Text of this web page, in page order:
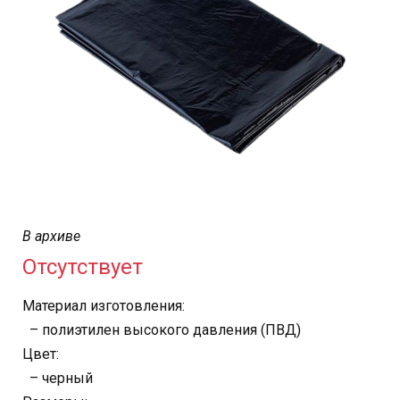
В архиве
Отсутствует
Материал изготовления:
– полиэтилен высокого давления (ПВД)
Цвет:
– черный